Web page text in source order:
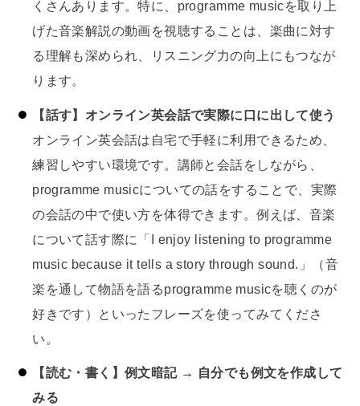
くさんあります。特に、programme musicを取り上
げた音楽解説の動画を視聴することは、楽曲に対す
る理解も深められ、リスニング力の向上にもつなが
ります。
【話す】オンライン英会話で実際に口に出して使う
オンライン英会話は自宅で手軽に利用できるため、
練習しやすい環境です。講師と会話をしながら、
programme musicについての話をすることで、実際
の会話の中で使い方を体得できます。例えば、音楽
について話す際に「I enjoy listening to programme
music because it tells a story through sound.」（音
楽を通して物語を語るprogramme musicを聴くのが
好きです）といったフレーズを使ってみてくださ
い。
【読む・書く】例文暗記 → 自分でも例文を作成して
みる